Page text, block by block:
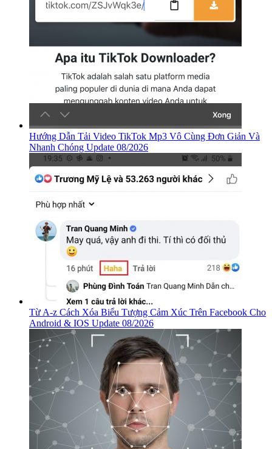
Hướng Dẫn Tải Video TikTok Mp3 Vô Cùng Đơn Giản Và
Nhanh Chóng Update 08/2026
Từ A-z Cách Xóa Biểu Tượng Cảm Xúc Trên Facebook Cho
Android & IOS Update 08/2026